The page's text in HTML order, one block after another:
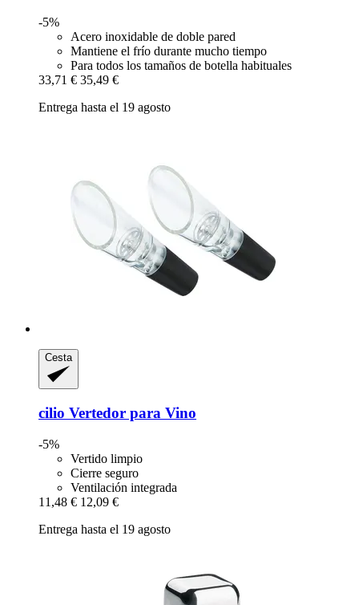
-5%
Acero inoxidable de doble pared
Mantiene el frío durante mucho tiempo
Para todos los tamaños de botella habituales
33,71 € 35,49 €
Entrega hasta el 19 agosto
Cesta
cilio Vertedor para Vino
-5%
Vertido limpio
Cierre seguro
Ventilación integrada
11,48 € 12,09 €
Entrega hasta el 19 agosto